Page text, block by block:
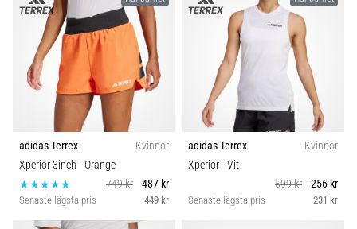
adidas Terrex
Kvinnor
Xperior 3inch - Orange
749 kr
487 kr
Senaste lägsta pris 449 kr
adidas Terrex
Kvinnor
Xperior- Vit
599 kr
256 kr
Senaste lägsta pris 231 kr